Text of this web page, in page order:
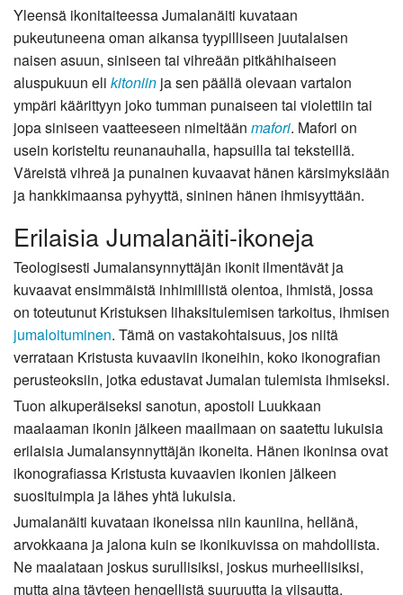
Yleensä ikonitaiteessa Jumalanäiti kuvataan
pukeutuneena oman aikansa tyypilliseen juutalaisen
naisen asuun, siniseen tai vihreään pitkähihaiseen
aluspukuun eli kitoniin ja sen päällä olevaan vartalon
ympäri käärittyyn joko tumman punaiseen tai violettiin tai
jopa siniseen vaatteeseen nimeltään mafori. Mafori on
usein koristeltu reunanauhalla, hapsuilla tai teksteillä.
Väreistä vihreä ja punainen kuvaavat hänen kärsimyksiään
ja hankkimaansa pyhyyttä, sininen hänen ihmisyyttään.
Erilaisia Jumalanäiti-ikoneja
Teologisesti Jumalansynnyttäjän ikonit ilmentävät ja
kuvaavat ensimmäistä inhimillistä olentoa, ihmistä, jossa
on toteutunut Kristuksen lihaksitulemisen tarkoitus, ihmisen
jumaloituminen. Tämä on vastakohtaisuus, jos niitä
verrataan Kristusta kuvaaviin ikoneihin, koko ikonografian
perusteoksiin, jotka edustavat Jumalan tulemista ihmiseksi.
Tuon alkuperäiseksi sanotun, apostoli Luukkaan
maalaaman ikonin jälkeen maailmaan on saatettu lukuisia
erilaisia Jumalansynnyttäjän ikoneita. Hänen ikoninsa ovat
ikonografiassa Kristusta kuvaavien ikonien jälkeen
suosituimpia ja lähes yhtä lukuisia.
Jumalanäiti kuvataan ikoneissa niin kauniina, hellänä,
arvokkaana ja jalona kuin se ikonikuvissa on mahdollista.
Ne maalataan joskus surullisiksi, joskus murheellisiksi,
mutta aina täyteen hengellistä suuruutta ja viisautta.